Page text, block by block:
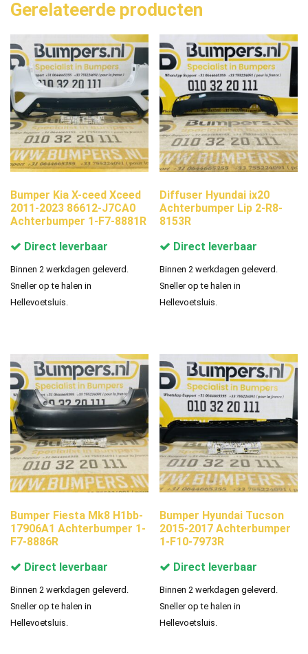
Gerelateerde producten
Bumper Kia X-ceed Xceed
2011-2023 86612-J7CA0
Achterbumper 1-F7-8881R
Direct leverbaar
Binnen 2 werkdagen geleverd.
Sneller op te halen in
Hellevoetsluis.
Diffuser Hyundai ix20
Achterbumper Lip 2-R8-
8153R
Direct leverbaar
Binnen 2 werkdagen geleverd.
Sneller op te halen in
Hellevoetsluis.
Bumper Fiesta Mk8 H1bb-
17906A1 Achterbumper 1-
F7-8886R
Direct leverbaar
Binnen 2 werkdagen geleverd.
Sneller op te halen in
Hellevoetsluis.
Bumper Hyundai Tucson
2015-2017 Achterbumper
1-F10-7973R
Direct leverbaar
Binnen 2 werkdagen geleverd.
Sneller op te halen in
Hellevoetsluis.